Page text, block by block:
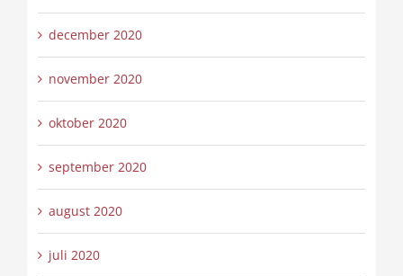
december 2020
november 2020
oktober 2020
september 2020
august 2020
juli 2020